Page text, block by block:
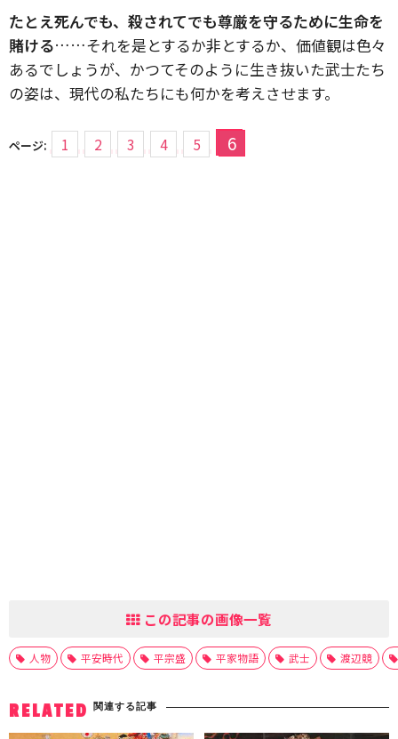
たとえ死んでも、殺されてでも尊厳を守るために生命を
賭ける……それを是とするか非とするか、価値観は色々
あるでしょうが、かつてそのように生き抜いた武士たち
の姿は、現代の私たちにも何かを考えさせます。
ページ: 1 2 3 4 5 6
この記事の画像一覧
人物 平安時代 平宗盛 平家物語 武士 渡辺競
RELATED 関連する記事